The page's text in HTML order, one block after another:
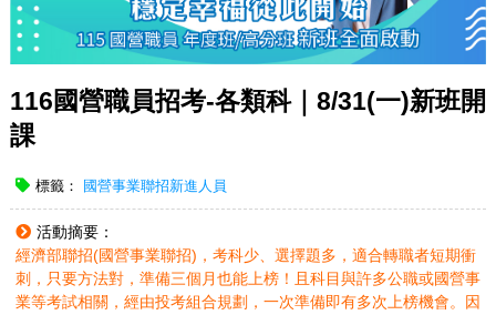
116國營職員招考-各類科｜8/31(一)新班開
課
標籤： 國營事業聯招新進人員
活動摘要：
經濟部聯招(國營事業聯招)，考科少、選擇題多，適合轉職者短期衝
刺，只要方法對，準備三個月也能上榜！且科目與許多公職或國營事
業等考試相關，經由投考組合規劃，一次準備即有多次上榜機會。因